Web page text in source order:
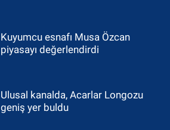
Kuyumcu esnafı Musa Özcan
piyasayı değerlendirdi
Ulusal kanalda, Acarlar Longozu
geniş yer buldu